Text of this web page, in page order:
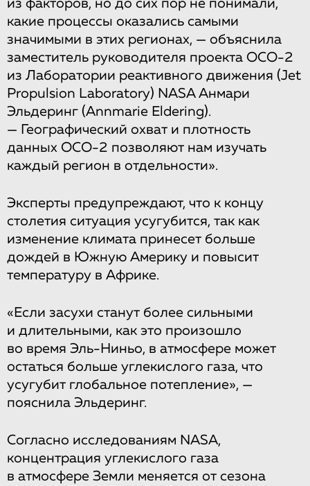
из факторов, но до сих пор не понимали,
какие процессы оказались самыми
значимыми в этих регионах, — объяснила
заместитель руководителя проекта OCO-2
из Лаборатории реактивного движения (Jet
Propulsion Laboratory) NASA Анмари
Эльдеринг (Annmarie Eldering).
— Географический охват и плотность
данных OCO-2 позволяют нам изучать
каждый регион в отдельности».
Эксперты предупреждают, что к концу
столетия ситуация усугубится, так как
изменение климата принесет больше
дождей в Южную Америку и повысит
температуру в Африке.
«Если засухи станут более сильными
и длительными, как это произошло
во время Эль-Ниньо, в атмосфере может
остаться больше углекислого газа, что
усугубит глобальное потепление», —
пояснила Эльдеринг.
Согласно исследованиям NASA,
концентрация углекислого газа
в атмосфере Земли меняется от сезона